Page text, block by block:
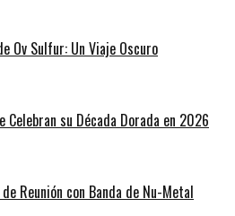
Ov Sulfur: Un Viaje Oscuro
Celebran su Década Dorada en 2026
Reunión con Banda de Nu-Metal